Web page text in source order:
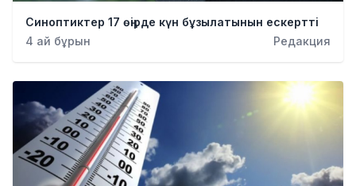
Синоптиктер 17 өңірде күн бұзылатынын ескертті
4 ай бұрын
Редакция